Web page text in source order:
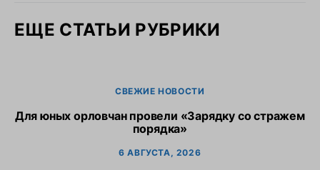
ЕЩЕ СТАТЬИ РУБРИКИ
СВЕЖИЕ НОВОСТИ
Для юных орловчан провели «Зарядку со стражем
порядка»
6 АВГУСТА, 2026